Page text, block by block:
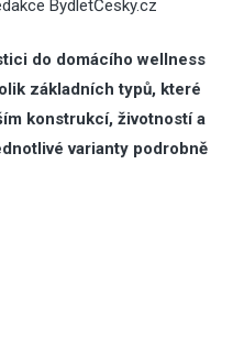
BydletČesky.cz
do domácího wellness
základních typů, které
konstrukcí, životností a
varianty podrobně